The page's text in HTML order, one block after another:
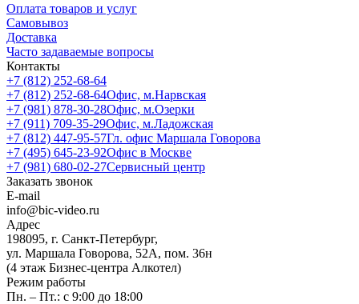
Оплата товаров и услуг
Самовывоз
Доставка
Часто задаваемые вопросы
Контакты
+7 (812) 252-68-64
+7 (812) 252-68-64Офис, м.Нарвская
+7 (981) 878-30-28Офис, м.Озерки
+7 (911) 709-35-29Офис, м.Ладожская
+7 (812) 447-95-57Гл. офис Маршала Говорова
+7 (495) 645-23-92Офис в Москве
+7 (981) 680-02-27Сервисный центр
Заказать звонок
E-mail
info@bic-video.ru
Адрес
198095, г. Санкт-Петербург,
ул. Маршала Говорова, 52А, пом. 36н
(4 этаж Бизнес-центра Алкотел)
Режим работы
Пн. – Пт.: с 9:00 до 18:00